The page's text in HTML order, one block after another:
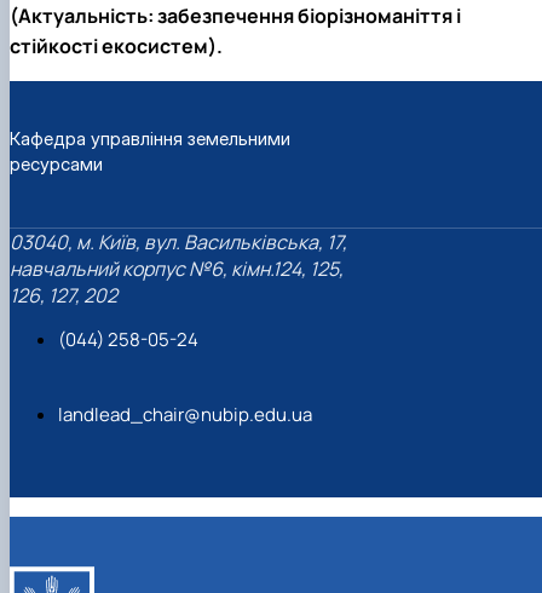
(Актуальність: забезпечення біорізноманіття і
стійкості екосистем).
Кафедра управління земельними
ресурсами
03040, м. Київ, вул. Васильківська, 17,
навчальний корпус №6, кімн.124, 125,
126, 127, 202
(044) 258-05-24
landlead_chair@nubip.edu.ua